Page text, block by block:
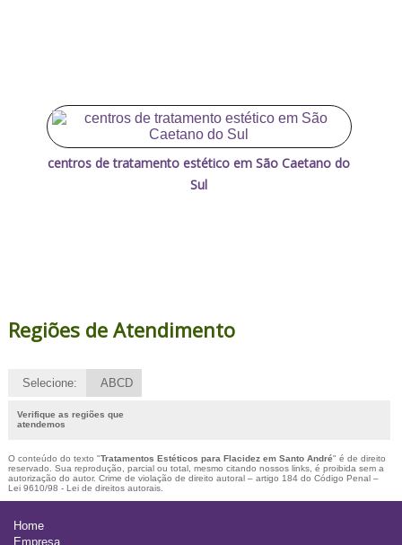
centros de tratamento estético em São Caetano do
Sul
Regiões de Atendimento
Selecione: ABCD
Verifique as regiões que
atendemos
O conteúdo do texto "Tratamentos Estéticos para Flacidez em Santo André" é de direito
reservado. Sua reprodução, parcial ou total, mesmo citando nossos links, é proibida sem a
autorização do autor. Crime de violação de direito autoral – artigo 184 do Código Penal –
Lei 9610/98 - Lei de direitos autorais.
Home
Empresa